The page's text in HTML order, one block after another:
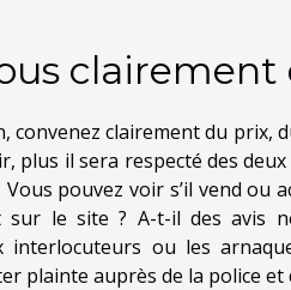
clairement
convenez clairement du prix,
plus il sera respecté des
pouvez voir s’il vend ou
sur le site ? A-t-il des avis
interlocuteurs ou les
plainte auprès de la police